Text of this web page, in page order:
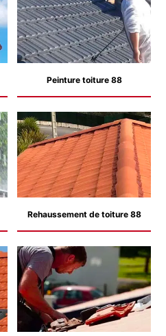
Peinture toiture 88
Rehaussement de toiture 88